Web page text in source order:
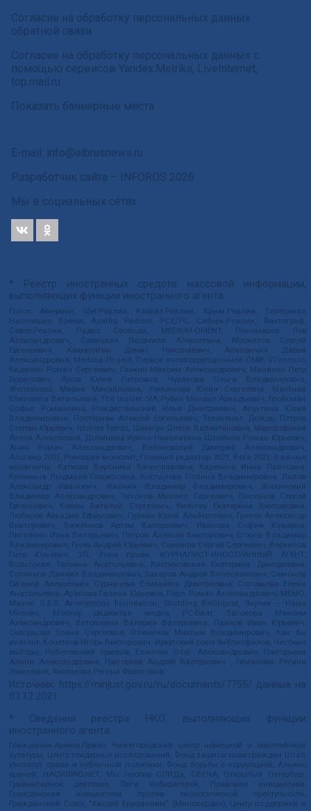
Согласие на обработку персональных данных
обратной связи
Согласие на обработку персональных данных с
помощью сервисов Yandex.Metrika, LiveInternet,
top.mail.ru
Показать баннерные места
E-mail: info@elbrusnews.ru
Разработчик сайта – INFOROS 2026
Мы в социальных сетях:
* Реестр иностранных средств массовой информации,
выполняющих функции иностранного агента:
Голос Америки, Idel.Реалии, Кавказ.Реалии, Крым.Реалии, Телеканал
Настоящее Время, Azatliq Radiosi, PCE/PC, Сибирь.Реалии, Фактограф,
Север.Реалии, Радио Свобода, MEDIUM-ORIENT, Пономарев Лев
Александрович, Савицкая Людмила Алексеевна, Маркелов Сергей
Евгеньевич, Камалягин Денис Николаевич, Апахончич Дарья
Александровна, Medusa Project, Первое антикоррупционное СМИ, VTimes.io,
Баданин Роман Сергеевич, Гликин Максим Александрович, Маняхин Петр
Борисович, Ярош Юлия Петровна, Чуракова Ольга Владимировна,
Железнова Мария Михайловна, Лукьянова Юлия Сергеевна, Маетная
Елизавета Витальевна, The Insider SIA, Рубин Михаил Аркадьевич, Гройсман
Софья Романовна, Рождественский Илья Дмитриевич, Апухтина Юлия
Владимировна, Постернак Алексей Евгеньевич, Телеканал Дождь, Петров
Степан Юрьевич, Istories fonds, Шмагун Олеся Валентиновна, Мароховская
Алеся Алексеевна, Долинина Ирина Николаевна, Шлейнов Роман Юрьевич,
Анин Роман Александрович, Великовский Дмитрий Александрович,
Альтаир 2021, Ромашки монолит, Главный редактор 2021, Вега 2021, Важные
иноагенты, Каткова Вероника Вячеславовна, Карезина Инна Павловна,
Кузьмина Людмила Гавриловна, Костылева Полина Владимировна, Лютов
Александр Иванович, Жилкин Владимир Владимирович, Жилинский
Владимир Александрович, Тихонов Михаил Сергеевич, Пискунов Сергей
Евгеньевич, Ковин Виталий Сергеевич, Кильтау Екатерина Викторовна,
Любарев Аркадий Ефимович, Гурман Юрий Альбертович, Грезев Александр
Викторович, Важенков Артем Валерьевич, Иванова София Юрьевна,
Пигалкин Илья Валерьевич, Петров Алексей Викторович, Егоров Владимир
Владимирович, Гусев Андрей Юрьевич, Смирнов Сергей Сергеевич, Верзилов
Петр Юрьевич, ЗП, Зона права, ЖУРНАЛИСТ-ИНОСТРАННЫЙ АГЕНТ,
Вольтская Татьяна Анатольевна, Клепиковская Екатерина Дмитриевна,
Сотников Даниил Владимирович, Захаров Андрей Вячеславович, Симонов
Евгений Алексеевич, Сурначева Елизавета Дмитриевна, Соловьева Елена
Анатольевна, Арапова Галина Юрьевна, Перл Роман Александрович, МЕМО,
Mason G.E.S. Anonymous Foundation, Stichting Bellingcat, Якутия – Наше
Мнение, Москоу диджитал медиа, РС-Балт, Заговора Максим
Александрович, Ветошкина Валерия Валерьевна, Павлов Иван Юрьевич,
Скворцова Елена Сергеевна, Оленичев Максим Владимирович, Как бы
инагент, Кочетков Игорь Викторович, Иркутский союз библиофилов, Честные
выборы, Нобелевский призыв, Еланчик Олег Александрович, Григорьева
Алина Александровна, Григорьев Андрей Валерьевич , Гималова Регина
Эмилевна, Хисамова Регина Фаритовна
Источник: https://minjust.gov.ru/ru/documents/7755/ данные на
03.12.2021
* Сведения реестра НКО, выполняющих функции
иностранного агента:
Гражданин.Армия.Право, Нижегородский центр немецкой и европейской
культуры, Центр гендерных исследований, Фонд защиты прав граждан Штаб,
Институт права и публичной политики, Фонд борьбы с коррупцией, Альянс
врачей, НАСИЛИЮ.НЕТ, Мы против СПИДа, СВЕЧА, Открытый Петербург,
Гуманитарное действие, Лига Избирателей, Правовая инициатива,
Гражданская инициатива против экологической преступности,
Гражданский Союз, "Хасдей Ерушалаим" (Милосердие), Центр поддержки и